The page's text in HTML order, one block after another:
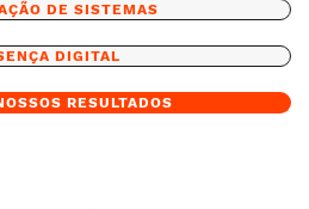
DE SISTEMAS
DIGITAL
RESULTADOS